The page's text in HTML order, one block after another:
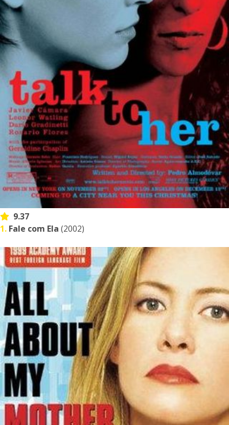
9.37
1. Fale com Ela (2002)